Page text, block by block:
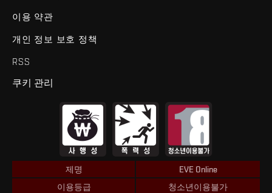
이용 약관
개인 정보 보호 정책
RSS
쿠키 관리
제명
EVE Online
이용등급
청소년이용불가